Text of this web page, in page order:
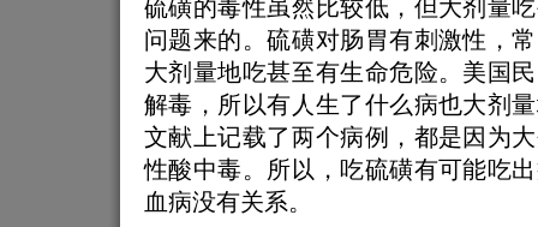
硫磺的毒性虽然比较低，但大剂量
问题来的。硫磺对肠胃有刺激性，
大剂量地吃甚至有生命危险。美国
解毒，所以有人生了什么病也大剂
文献上记载了两个病例，都是因为
性酸中毒。所以，吃硫磺有可能吃
血病没有关系。